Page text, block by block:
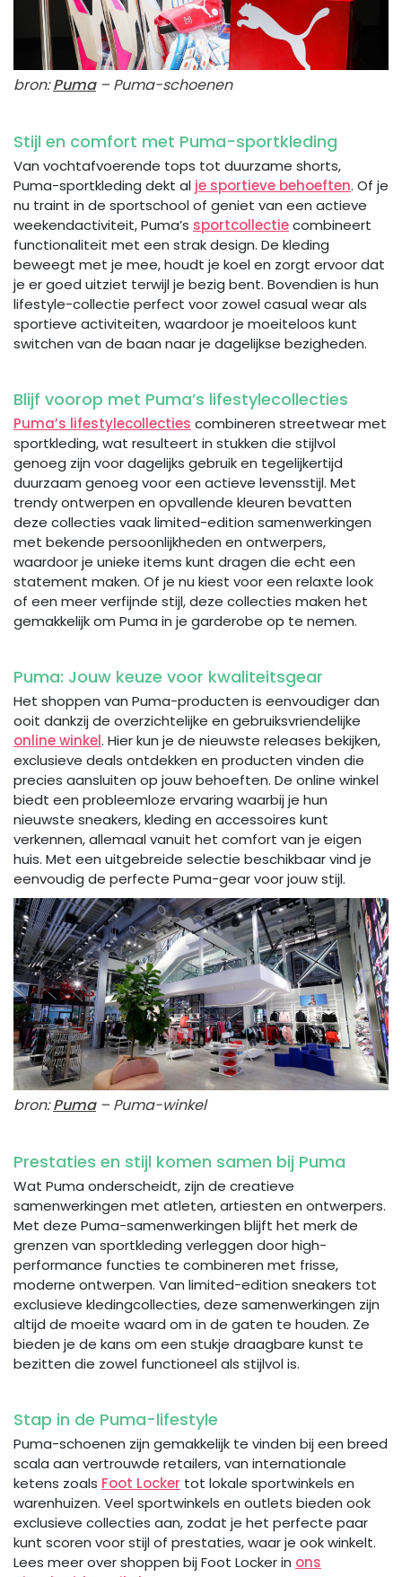
bron:Puma– Puma-schoenen
Stijl en comfort met Puma-sportkleding
Van vochtafvoerende tops tot duurzame shorts,
Puma-sportkleding dekt al je sportieve behoeften. Of je
nu traint in de sportschool of geniet van een actieve
weekendactiviteit, Puma’s sportcollectiecombineert
functionaliteit met een strak design. De kleding
beweegt met je mee, houdt je koel en zorgt ervoor dat
je er goed uitziet terwijl je bezig bent. Bovendien is hun
lifestyle-collectie perfect voor zowel casual wear als
sportieve activiteiten, waardoor je moeiteloos kunt
switchen van de baan naar je dagelijkse bezigheden.
Blijf voorop met Puma’s lifestylecollecties
Puma’s lifestylecollecties combineren streetwear met
sportkleding, wat resulteert in stukken die stijlvol
genoeg zijn voor dagelijks gebruik en tegelijkertijd
duurzaam genoeg voor een actieve levensstijl. Met
trendy ontwerpen en opvallende kleuren bevatten
deze collecties vaak limited-edition samenwerkingen
met bekende persoonlijkheden en ontwerpers,
waardoor je unieke items kunt dragen die echt een
statement maken. Of je nu kiest voor een relaxte look
of een meer verfijnde stijl, deze collecties maken het
gemakkelijk om Puma in je garderobe op te nemen.
Puma: Jouw keuze voor kwaliteitsgear
Het shoppen van Puma-producten is eenvoudiger dan
ooit dankzij de overzichtelijke en gebruiksvriendelijke
online winkel. Hier kun je de nieuwste releases bekijken,
exclusieve deals ontdekken en producten vinden die
precies aansluiten op jouw behoeften. De online winkel
biedt een probleemloze ervaring waarbij je hun
nieuwste sneakers, kleding en accessoires kunt
verkennen, allemaal vanuit het comfort van je eigen
huis. Met een uitgebreide selectie beschikbaar vind je
eenvoudig de perfecte Puma-gear voor jouw stijl.
bron:Puma– Puma-winkel
Prestaties en stijl komen samen bij Puma
Wat Puma onderscheidt, zijn de creatieve
samenwerkingen met atleten, artiesten en ontwerpers.
Met deze Puma-samenwerkingen blijft het merk de
grenzen van sportkleding verleggen door high-
performance functies te combineren met frisse,
moderne ontwerpen. Van limited-edition sneakers tot
exclusieve kledingcollecties, deze samenwerkingen zijn
altijd de moeite waard om in de gaten te houden. Ze
bieden je de kans om een stukje draagbare kunst te
bezitten die zowel functioneel als stijlvol is.
Stap in de Puma-lifestyle
Puma-schoenen zijn gemakkelijk te vinden bij een breed
scala aan vertrouwde retailers, van internationale
ketens zoals Foot Locker tot lokale sportwinkels en
warenhuizen. Veel sportwinkels en outlets bieden ook
exclusieve collecties aan, zodat je het perfecte paar
kunt scoren voor stijl of prestaties, waar je ook winkelt.
Lees meer over shoppen bij Foot Locker in ons